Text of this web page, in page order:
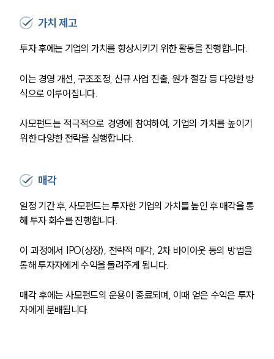
주요 업무사례
사례분석/최신동향
법률지식인
업무분야
구성원 소개
소식/자료
언론보도
가치 제고
투자 후에는 기업의 가치를 향상시키기 위한 활동을 진행합니다.
이는 경영 개선, 구조조정, 신규 사업 진출, 원가 절감 등 다양한 방
식으로 이루어집니다.
사모펀드는 적극적으로 경영에 참여하여, 기업의 가치를 높이기
위한 다양한 전략을 실행합니다.
매각
일정 기간 후, 사모펀드는 투자한 기업의 가치를 높인 후 매각을 통
해 투자 회수를 진행합니다.
이 과정에서 IPO(상장), 전략적 매각, 2차 바이아웃 등의 방법을
통해 투자자에게 수익을 돌려주게 됩니다.
매각 후에는 사모펀드의 운용이 종료되며, 이때 얻은 수익은 투자
자에게 분배됩니다.